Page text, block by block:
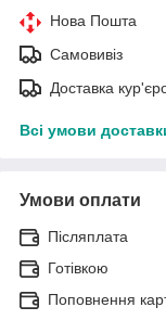
Нова Пошта
Самовивіз
Доставка
Всі умови
Умови оплати
Післяплата
Готівкою
Поповнення